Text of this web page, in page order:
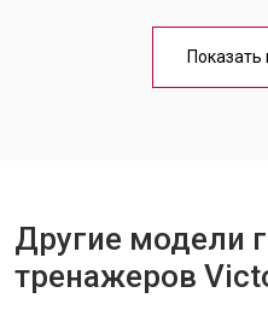
Показать
Другие модели
тренажеров